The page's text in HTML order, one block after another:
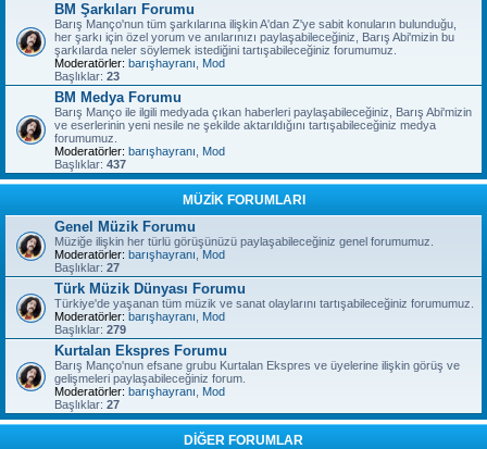
BM Şarkıları Forumu
Barış Manço'nun tüm şarkılarına ilişkin A'dan Z'ye sabit konuların bulunduğu,
her şarkı için özel yorum ve anılarınızı paylaşabileceğiniz, Barış Abi'mizin bu
şarkılarda neler söylemek istediğini tartışabileceğiniz forumumuz.
Moderatörler: barışhayranı
Mod
Başlıklar: 23
BM Medya Forumu
Barış Manço ile ilgili medyada çıkan haberleri paylaşabileceğiniz, Barış Abi'mizin
ve eserlerinin yeni nesile ne şekilde aktarıldığını tartışabileceğiniz medya
forumumuz.
Moderatörler: barışhayranı
Mod
Başlıklar: 437
MÜZİK FORUMLARI
Genel Müzik Forumu
Müziğe ilişkin her türlü görüşünüzü paylaşabileceğiniz genel forumumuz.
Moderatörler: barışhayranı
Mod
Başlıklar: 27
Türk Müzik Dünyası Forumu
Türkiye'de yaşanan tüm müzik ve sanat olaylarını tartışabileceğiniz forumumuz.
Moderatörler: barışhayranı
Mod
Başlıklar: 279
Kurtalan Ekspres Forumu
Barış Manço'nun efsane grubu Kurtalan Ekspres ve üyelerine ilişkin görüş ve
gelişmeleri paylaşabileceğiniz forum.
Moderatörler: barışhayranı
Mod
Başlıklar: 27
DİĞER FORUMLAR